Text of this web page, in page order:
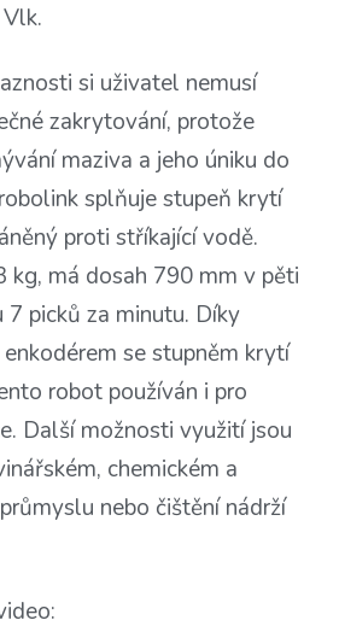
si uživatel nemusí
zakrytování, protože
maziva a jeho úniku do
splňuje stupeň krytí
proti stříkající vodě.
kg, má dosah 790 mm v pěti
7 picků za minutu. Díky
se stupněm krytí
robot používán i pro
Další možnosti využití jsou
chemickém a
nebo čištění nádrží